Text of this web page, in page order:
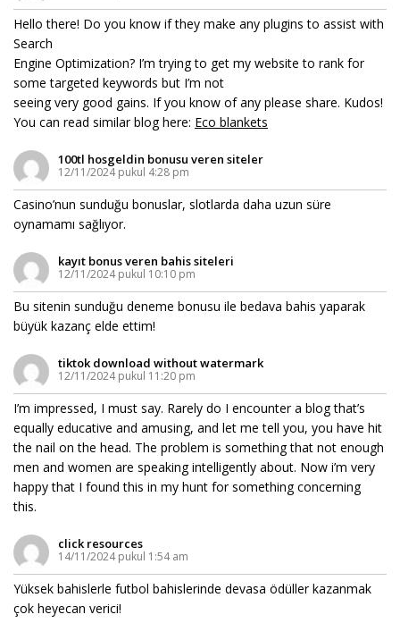
Hello there! Do you know if they make any plugins to assist with
Search
Engine Optimization? I’m trying to get my website to rank for
some targeted keywords but I’m not
seeing very good gains. If you know of any please share. Kudos!
You can read similar blog here: Eco blankets
100tl hosgeldin bonusu veren siteler
12/11/2024 pukul 4:28 pm
Casino’nun sunduğu bonuslar, slotlarda daha uzun süre
oynamamı sağlıyor.
kayıt bonus veren bahis siteleri
12/11/2024 pukul 10:10 pm
Bu sitenin sunduğu deneme bonusu ile bedava bahis yaparak
büyük kazanç elde ettim!
tiktok download without watermark
12/11/2024 pukul 11:20 pm
I’m impressed, I must say. Rarely do I encounter a blog that’s
equally educative and amusing, and let me tell you, you have hit
the nail on the head. The problem is something that not enough
men and women are speaking intelligently about. Now i’m very
happy that I found this in my hunt for something concerning
this.
click resources
14/11/2024 pukul 1:54 am
Yüksek bahislerle futbol bahislerinde devasa ödüller kazanmak
çok heyecan verici!